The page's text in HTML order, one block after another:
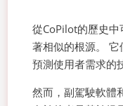
從CoPilot的歷史
著相似的根源。
預測使用者需求的
然而，副駕駛軟體